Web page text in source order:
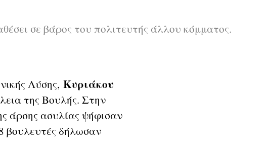
σε βάρος του πολιτευτής άλλου κόμματος.
Λύσης, Κυριάκου
της Βουλής. Στην
άρσης ασυλίας ψήφισαν
βουλευτές δήλωσαν